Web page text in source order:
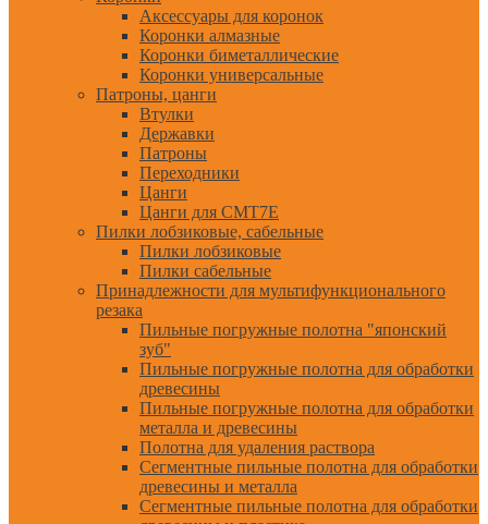
Аксессуары для коронок
Коронки алмазные
Коронки биметаллические
Коронки универсальные
Патроны, цанги
Втулки
Державки
Патроны
Переходники
Цанги
Цанги для CMT7E
Пилки лобзиковые, сабельные
Пилки лобзиковые
Пилки сабельные
Принадлежности для мультифункционального
резака
Пильные погружные полотна "японский
зуб"
Пильные погружные полотна для обработки
древесины
Пильные погружные полотна для обработки
металла и древесины
Полотна для удаления раствора
Сегментные пильные полотна для обработки
древесины и металла
Сегментные пильные полотна для обработки